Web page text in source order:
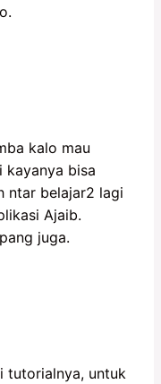
kalo mau
kayanya bisa
ntar belajar2 lagi
Ajaib.
juga.
tutorialnya, untuk